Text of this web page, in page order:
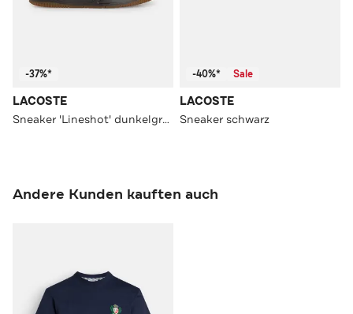
-37%*
LACOSTE
Sneaker 'Lineshot' dunkelgrün
-40%* Sale
LACOSTE
Sneaker schwarz
Andere Kunden kauften auch